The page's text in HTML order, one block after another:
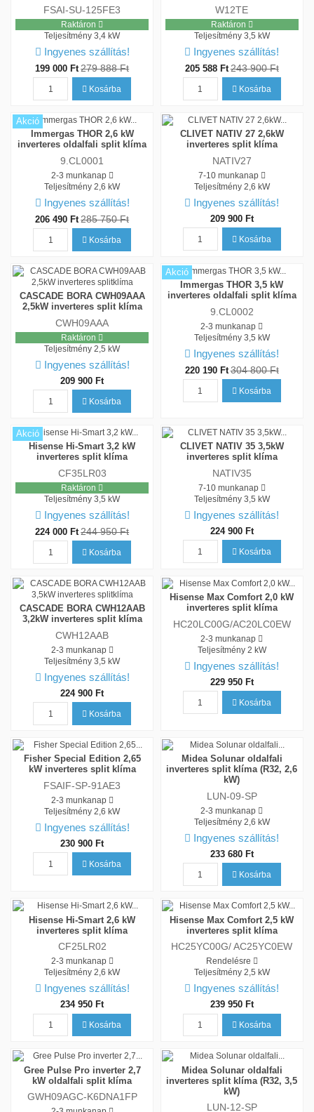
FSAI-SU-125FE3
Raktáron
Teljesítmény3,4 kW
Ingyenes szállítás!
199 000 Ft 279 888 Ft
Kosárba
W12TE
Raktáron
Teljesítmény 3,5 kW
Ingyenes szállítás!
205 588 Ft 243 900 Ft
Kosárba
Akció
Immergas THOR 2,6 kW
inverteres oldalfali split klíma
9.CL0001
2-3 munkanap
Teljesítmény2,6 kW
Ingyenes szállítás!
206 490 Ft 285 750 Ft
Kosárba
CLIVET NATIV 27 2,6kW
inverteres split klíma
NATIV27
7-10 munkanap
Teljesítmény 2,6 kW
Ingyenes szállítás!
209 900 Ft
Kosárba
CASCADE BORA CWH09AAA
2,5kW inverteres split klíma
CWH09AAA
Raktáron
Teljesítmény2,5 kW
Ingyenes szállítás!
209 900 Ft
Kosárba
Akció
Immergas THOR 3,5 kW
inverteres oldalfali split klíma
9.CL0002
2-3 munkanap
Teljesítmény 3,5 kW
Ingyenes szállítás!
220 190 Ft 304 800 Ft
Kosárba
Akció
Hisense Hi-Smart 3,2 kW
inverteres split klíma
CF35LR03
Raktáron
Teljesítmény3,5 kW
Ingyenes szállítás!
224 000 Ft 244 950 Ft
Kosárba
CLIVET NATIV 35 3,5kW
inverteres split klíma
NATIV35
7-10 munkanap
Teljesítmény 3,5 kW
Ingyenes szállítás!
224 900 Ft
Kosárba
CASCADE BORA CWH12AAB
3,2kW inverteres split klíma
CWH12AAB
2-3 munkanap
Teljesítmény3,5 kW
Ingyenes szállítás!
224 900 Ft
Kosárba
Hisense Max Comfort 2,0 kW
inverteres split klíma
HC20LC00G/AC20LC0EW
2-3 munkanap
Teljesítmény 2 kW
Ingyenes szállítás!
229 950 Ft
Kosárba
Fisher Special Edition 2,65
kW inverteres split klíma
FSAIF-SP-91AE3
2-3 munkanap
Teljesítmény2,6 kW
Ingyenes szállítás!
230 900 Ft
Kosárba
Midea Solunar oldalfali
inverteres split klíma (R32, 2,6
kW)
LUN-09-SP
2-3 munkanap
Teljesítmény 2,6 kW
Ingyenes szállítás!
233 680 Ft
Kosárba
Hisense Hi-Smart 2,6 kW
inverteres split klíma
CF25LR02
2-3 munkanap
Teljesítmény2,6 kW
Ingyenes szállítás!
234 950 Ft
Kosárba
Hisense Max Comfort 2,5 kW
inverteres split klíma
HC25YC00G/ AC25YC0EW
Rendelésre
Teljesítmény 2,5 kW
Ingyenes szállítás!
239 950 Ft
Kosárba
Gree Pulse Pro inverter 2,7
kW oldalfali split klíma
GWH09AGC-K6DNA1FP
Midea Solunar oldalfali
inverteres split klíma (R32, 3,5
kW)
LUN-12-SP